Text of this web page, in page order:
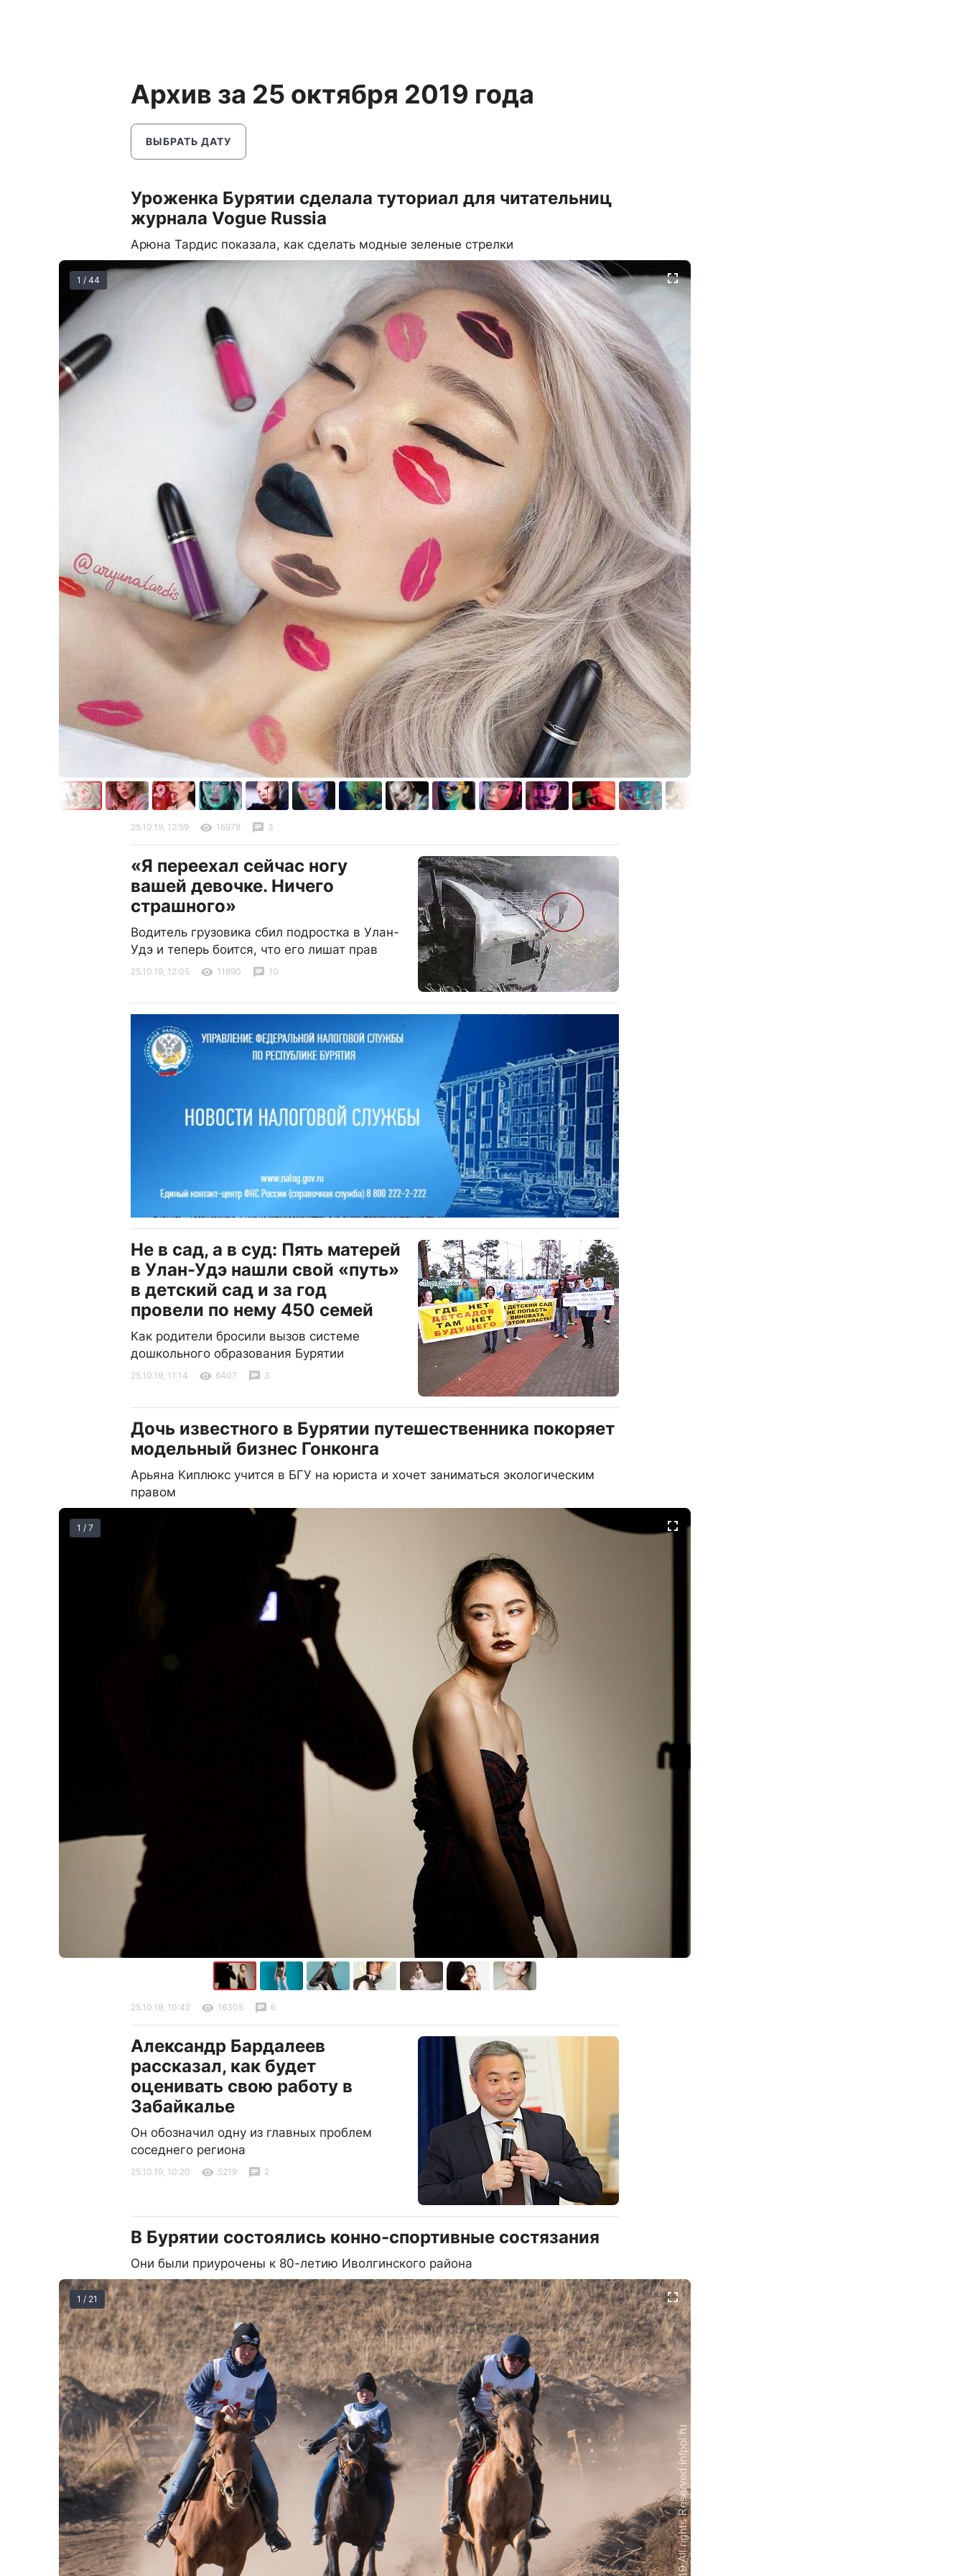
Архив за 25 октября 2019 года
ВЫБРАТЬ ДАТУ
Уроженка Бурятии сделала туториал для читательниц
журнала Vogue Russia
Арюна Тардис показала, как сделать модные зеленые стрелки
1 / 44
25.10.19, 12:59 16978 3
«Я переехал сейчас ногу
вашей девочке. Ничего
страшного»
Водитель грузовика сбил подростка в Улан-
Удэ и теперь боится, что его лишат прав
25.10.19, 12:05 11890 10
Не в сад, а в суд: Пять матерей
в Улан-Удэ нашли свой «путь»
в детский сад и за год
провели по нему 450 семей
Как родители бросили вызов системе
дошкольного образования Бурятии
25.10.19, 11:14 6407 3
Дочь известного в Бурятии путешественника покоряет
модельный бизнес Гонконга
Арьяна Киплюкс учится в БГУ на юриста и хочет заниматься экологическим
правом
1 / 7
25.10.19, 10:42 16305 6
Александр Бардалеев
рассказал, как будет
оценивать свою работу в
Забайкалье
Он обозначил одну из главных проблем
соседнего региона
25.10.19, 10:20 5219 2
В Бурятии состоялись конно-спортивные состязания
Они были приурочены к 80-летию Иволгинского района
1 / 21